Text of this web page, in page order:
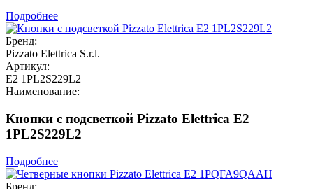
Подробнее
Бренд:
Pizzato Elettrica S.r.l.
Артикул:
E2 1PL2S229L2
Наименование:
Кнопки с подсветкой Pizzato Elettrica E2
1PL2S229L2
Подробнее
Бренд: